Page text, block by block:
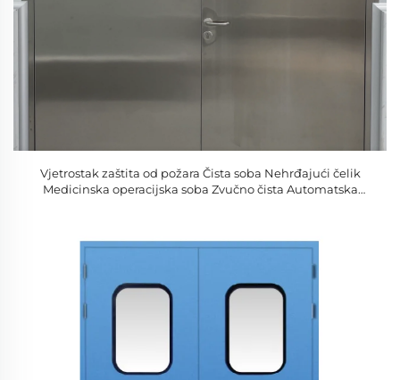
Vjetrostak zaštita od požara Čista soba Nehrđajući čelik
Medicinska operacijska soba Zvučno čista Automatska